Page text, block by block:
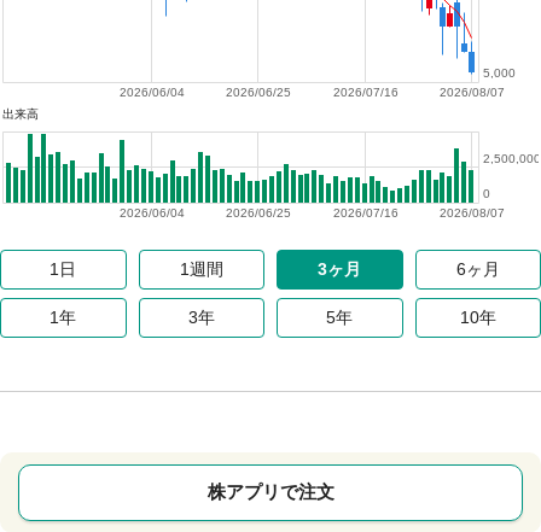
2026/08/07
2026/07/16
2026/06/25
2026/06/04
5,000
出来高
2026/08/07
2026/07/16
2026/06/25
2026/06/04
0
2,500,000
1日 1週間 3ヶ月 6ヶ月
1年 3年 5年 10年
株アプリで注文